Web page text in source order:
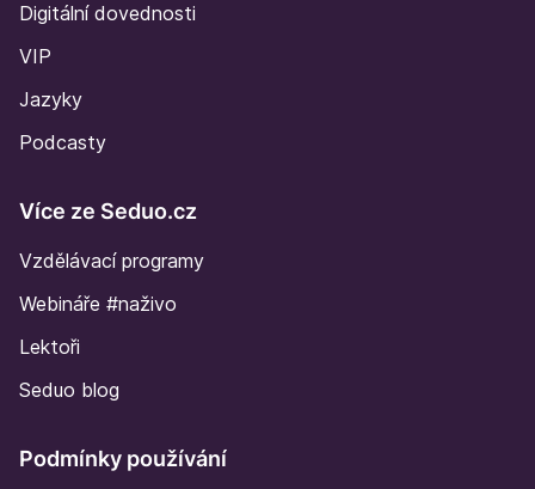
Digitální dovednosti
VIP
Jazyky
Podcasty
Více ze Seduo.cz
Vzdělávací programy
Webináře #naživo
Lektoři
Seduo blog
Podmínky používání